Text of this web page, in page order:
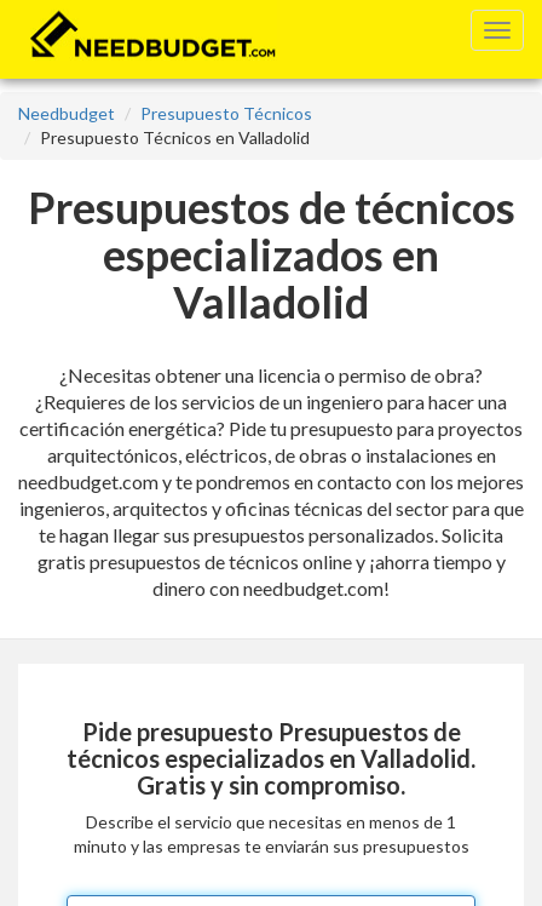
Needbudget
Presupuesto Técnicos
Presupuesto Técnicos en Valladolid
Presupuestos de técnicos
especializados en
Valladolid
¿Necesitas obtener una licencia o permiso de obra?
¿Requieres de los servicios de un ingeniero para hacer una
certificación energética? Pide tu presupuesto para proyectos
arquitectónicos, eléctricos, de obras o instalaciones en
needbudget.com y te pondremos en contacto con los mejores
ingenieros, arquitectos y oficinas técnicas del sector para que
te hagan llegar sus presupuestos personalizados. Solicita
gratis presupuestos de técnicos online y ¡ahorra tiempo y
dinero con needbudget.com!
Pide presupuesto Presupuestos de
técnicos especializados en Valladolid.
Gratis y sin compromiso.
Describe el servicio que necesitas en menos de 1
minuto y las empresas te enviarán sus presupuestos